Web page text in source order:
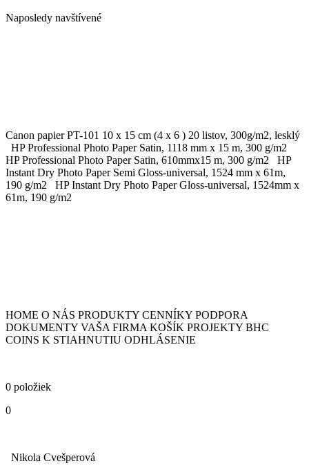
Naposledy navštívené
Canon papier PT-101 10 x 15 cm (4 x 6 ) 20 listov, 300g/m2, lesklý
HP Professional Photo Paper Satin, 1118 mm x 15 m, 300 g/m2
HP Professional Photo Paper Satin, 610mmx15 m, 300 g/m2 HP
Instant Dry Photo Paper Semi Gloss-universal, 1524 mm x 61m,
190 g/m2 HP Instant Dry Photo Paper Gloss-universal, 1524mm x
61m, 190 g/m2
HOME O NÁS PRODUKTY CENNÍKY PODPORA
DOKUMENTY VAŠA FIRMA KOŠÍK PROJEKTY BHC
COINS K STIAHNUTIU ODHLÁSENIE
0 položiek
0
Nikola Cvešperová